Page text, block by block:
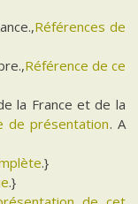
Références de
Référence de ce
la France et de la
de présentation. A
.}
.}